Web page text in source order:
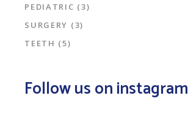
PEDIATRIC (3)
SURGERY (3)
TEETH (5)
Follow us on instagram